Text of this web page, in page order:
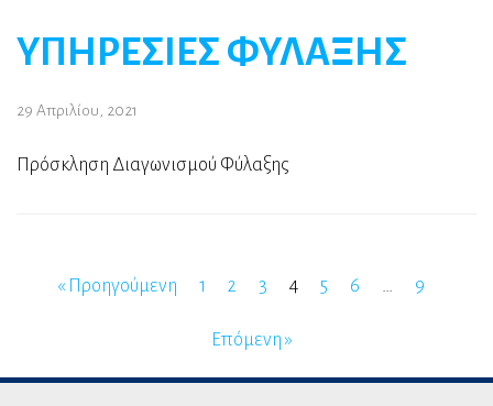
ΥΠΗΡΕΣΙΕΣ ΦΥΛΑΞΗΣ
29 Απριλίου, 2021
Πρόσκληση Διαγωνισμού Φύλαξης
« Προηγούμενη 1 2 3 4 5 6 … 9
Επόμενη »